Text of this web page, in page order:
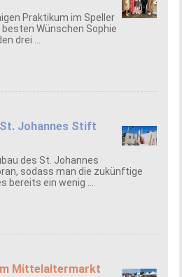
Praktikum im Speller
Wünschen Sophie
drei ...
Johannes Stift
des St. Johannes
sodass man die zukünftige
bereits ein wenig ...
Mittelaltermarkt